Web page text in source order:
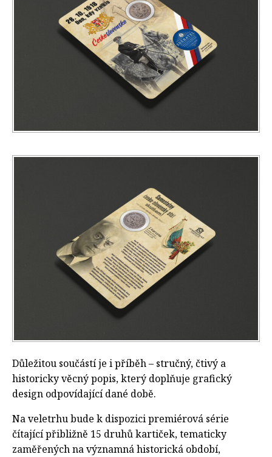
Důležitou součástí je i příběh – stručný, čtivý a
historicky věcný popis, který doplňuje grafický
design odpovídající dané době.
Na veletrhu bude k dispozici premiérová série
čítající přibližně 15 druhů kartiček, tematicky
zaměřených na významná historická období,